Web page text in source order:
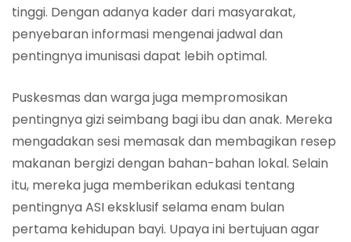
tinggi. Dengan adanya kader dari masyarakat,
penyebaran informasi mengenai jadwal dan
pentingnya imunisasi dapat lebih optimal.
Puskesmas dan warga juga mempromosikan
pentingnya gizi seimbang bagi ibu dan anak. Mereka
mengadakan sesi memasak dan membagikan resep
makanan bergizi dengan bahan-bahan lokal. Selain
itu, mereka juga memberikan edukasi tentang
pentingnya ASI eksklusif selama enam bulan
pertama kehidupan bayi. Upaya ini bertujuan agar